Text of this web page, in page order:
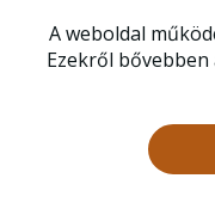
A weboldal
Ezekről bővebben
kökény és
hozzátartoztak az
bokrokban
gébics, a kis